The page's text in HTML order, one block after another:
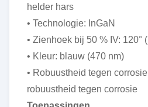
helder hars
• Technologie: InGaN
• Zienhoek bij 50 % IV: 120°
• Kleur: blauw (470 nm)
• Robuustheid tegen
robuustheid tegen corrosie